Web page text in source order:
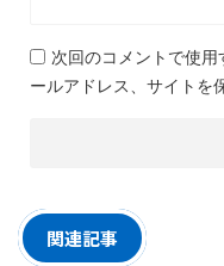
次回のコメントで使
ールアドレス、サイトを
関連記事